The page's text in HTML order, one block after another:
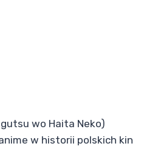
wo Haita Neko)
w historii polskich kin